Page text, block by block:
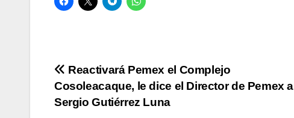
Navegación
de
Reactivará Pemex el Complejo
Cosoleacaque, le dice el Director de Pemex a
Sergio Gutiérrez Luna